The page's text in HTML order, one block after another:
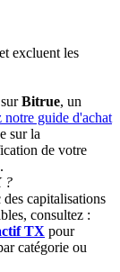
excluent les
Bitrue, un
notre guide d'achat
sur la
de votre
?
capitalisations
consultez :
TX pour
catégorie ou